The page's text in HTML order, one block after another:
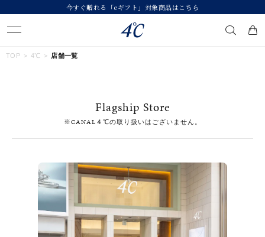
今すぐ贈れる「eギフト」対象商品はこちら
#ペア #ダイヤモンド ネックレス
#くまのプーさん
カテゴリー すべてのジュエリー
TOP 4℃ 店舗一覧
Flagship Store
※CANAL４℃の取り扱いはございません。